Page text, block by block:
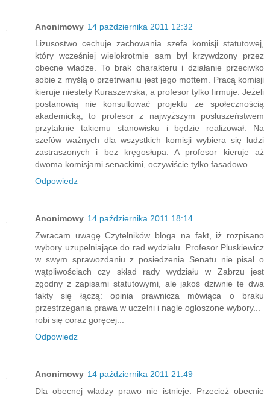
Anonimowy 14 października 2011 12:32
Lizusostwo cechuje zachowania szefa komisji statutowej,
który wcześniej wielokrotmie sam był krzywdzony przez
obecne władze. To brak charakteru i działanie przeciwko
sobie z myślą o przetrwaniu jest jego mottem. Pracą komisji
kieruje niestety Kuraszewska, a profesor tylko firmuje. Jeżeli
postanowią nie konsultować projektu ze społecznością
akademicką, to profesor z najwyższym posłuszeństwem
przytaknie takiemu stanowisku i będzie realizował. Na
szefów ważnych dla wszystkich komisji wybiera się ludzi
zastraszonych i bez kręgosłupa. A profesor kieruje aż
dwoma komisjami senackimi, oczywiście tylko fasadowo.
Odpowiedz
Anonimowy 14 października 2011 18:14
Zwracam uwagę Czytelników bloga na fakt, iż rozpisano
wybory uzupełniające do rad wydziału. Profesor Pluskiewicz
w swym sprawozdaniu z posiedzenia Senatu nie pisał o
wątpliwościach czy skład rady wydziału w Zabrzu jest
zgodny z zapisami statutowymi, ale jakoś dziwnie te dwa
fakty się łączą: opinia prawnicza mówiąca o braku
przestrzegania prawa w uczelni i nagle ogłoszone wybory...
robi się coraz goręcej...
Odpowiedz
Anonimowy 14 października 2011 21:49
Dla obecnej władzy prawo nie istnieje. Przecież obecnie